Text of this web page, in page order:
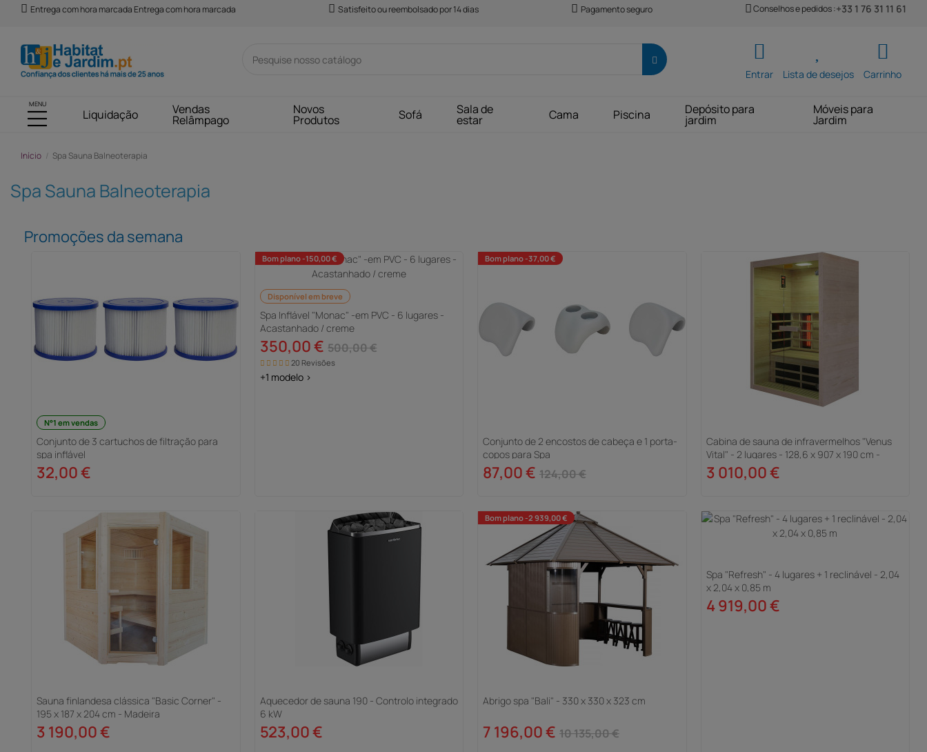
Entrega com hora marcada Entrega com hora marcada Satisfeito ou reembolsado por 14 dias Pagamento seguro Conselhos e pedidos :+33 1 76 31 11 61
Entrar Lista de desejos Carrinho
MENU
Liquidação Vendas
Relâmpago
Novos
Produtos Sofá Sala de
estar Cama Piscina Depósito para
jardim
Móveis para
Jardim
Início Spa Sauna Balneoterapia
Spa Sauna Balneoterapia
Promoções da semana
N°1 em vendas
Conjunto de 3 cartuchos de filtração para
spa inflável
32,00 €
Bom plano -150,00 €
Disponível em breve
Spa Inflável "Monac" -em PVC - 6 lugares -
Acastanhado / creme
350,00 € 500,00 €
20 Revisões
+1 modelo >
Bom plano -37,00 €
Conjunto de 2 encostos de cabeça e 1 porta-
copos para Spa
87,00 € 124,00 €
Cabina de sauna de infravermelhos "Venus
Vital" - 2 lugares - 128,6 x 907 x 190 cm -
Madeira
3 010,00 €
Sauna finlandesa clássica "Basic Corner" -
195 x 187 x 204 cm - Madeira
3 190,00 €
Aquecedor de sauna 190 - Controlo integrado
6 kW
523,00 €
Bom plano -2 939,00 €
Abrigo spa "Bali" - 330 x 330 x 323 cm
7 196,00 € 10 135,00 €
Spa "Refresh" - 4 lugares + 1 reclinável - 2,04
x 2,04 x 0,85 m
4 919,00 €